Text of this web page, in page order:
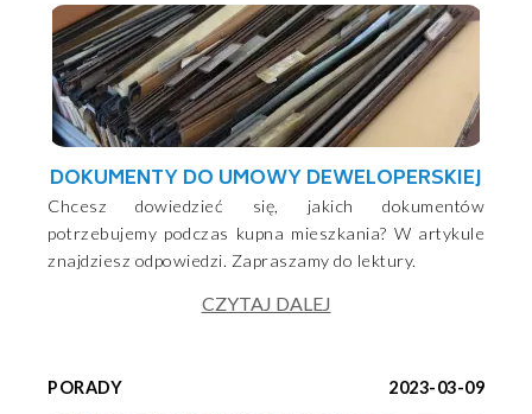
DOKUMENTY DO UMOWY DEWELOPERSKIEJ
Chcesz dowiedzieć się, jakich dokumentów
potrzebujemy podczas kupna mieszkania? W artykule
znajdziesz odpowiedzi. Zapraszamy do lektury.
CZYTAJ DALEJ
PORADY 2023-03-09